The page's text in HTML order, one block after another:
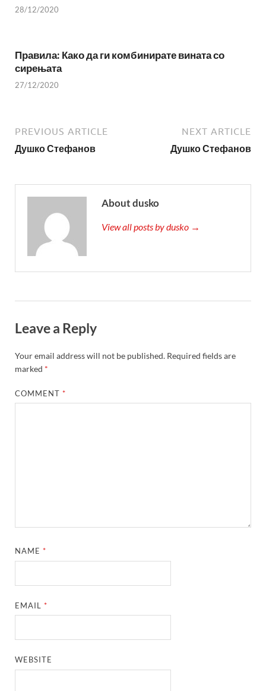
28/12/2020
Правила: Како да ги комбинирате вината со
сирењата
27/12/2020
PREVIOUS ARTICLE
Душко Стефанов
NEXT ARTICLE
Душко Стефанов
About dusko
View all posts by dusko →
Leave a Reply
Your email address will not be published. Required fields are
marked *
COMMENT*
NAME*
EMAIL*
WEBSITE